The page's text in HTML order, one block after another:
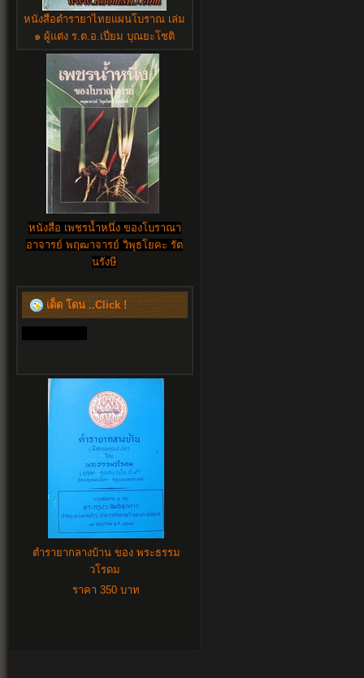
หนังสือตำรายาไทยแผนโบราณ เล่ม
๑ ผู้แต่ง ร.ต.อ.เปี่ยม บุณยะโชติ
หนังสือ เพชรน้ำหนึ่ง ของโบราณา
อาจารย์ พฤฒาจารย์ วิพุธโยคะ รัต
นรังษี
เด็ด โดน ..Click !
ตำรายากลางบ้าน ของ พระธรรม
วโรดม
ราคา 350 บาท